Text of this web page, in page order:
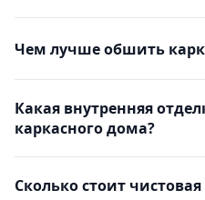
Чем лучше обшить
Какая внутренняя
каркасного дома?
Сколько стоит